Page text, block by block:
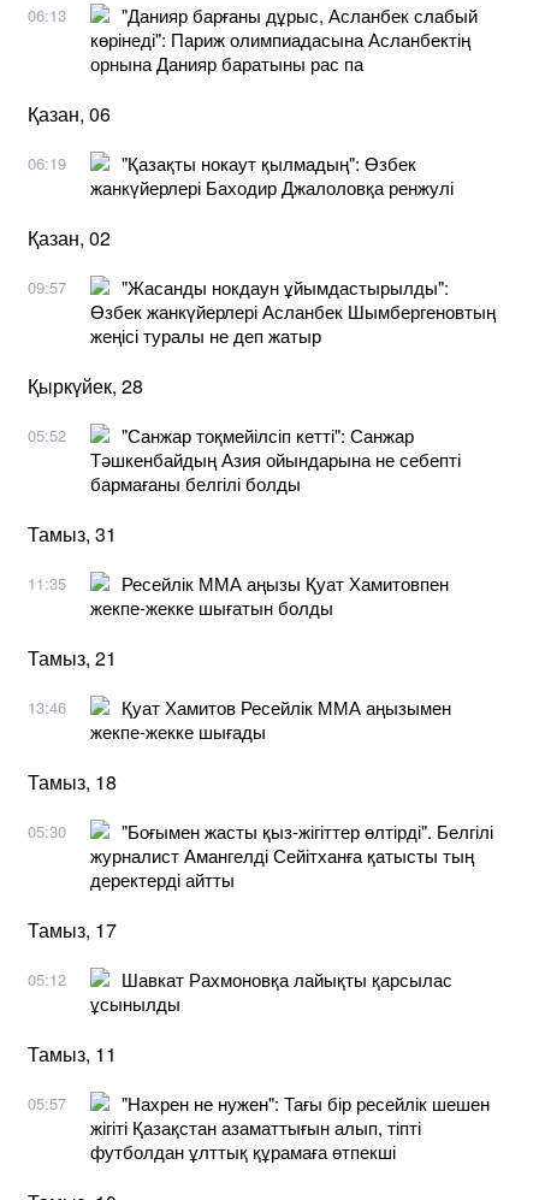
06:13
"Данияр барғаны дұрыс, Асланбек слабый
көрінеді": Париж олимпиадасына Асланбектің
орнына Данияр баратыны рас па
Қазан, 06
06:19
"Қазақты нокаут қылмадың": Өзбек
жанкүйерлері Баходир Джалоловқа ренжулі
Қазан, 02
09:57
"Жасанды нокдаун ұйымдастырылды":
Өзбек жанкүйерлері Асланбек Шымбергеновтың
жеңісі туралы не деп жатыр
Қыркүйек, 28
05:52
"Санжар тоқмейілсіп кетті": Санжар
Тәшкенбайдың Азия ойындарына не себепті
бармағаны белгілі болды
Тамыз, 31
11:35
Ресейлік ММА аңызы Қуат Хамитовпен
жекпе-жекке шығатын болды
Тамыз, 21
13:46
Қуат Хамитов Ресейлік ММА аңызымен
жекпе-жекке шығады
Тамыз, 18
05:30
"Боғымен жасты қыз-жігіттер өлтірді". Белгілі
журналист Амангелді Сейітханға қатысты тың
деректерді айтты
Тамыз, 17
05:12
Шавкат Рахмоновқа лайықты қарсылас
ұсынылды
Тамыз, 11
05:57
"Нахрен не нужен": Тағы бір ресейлік шешен
жігіті Қазақстан азаматтығын алып, тіпті
футболдан ұлттық құрамаға өтпекші